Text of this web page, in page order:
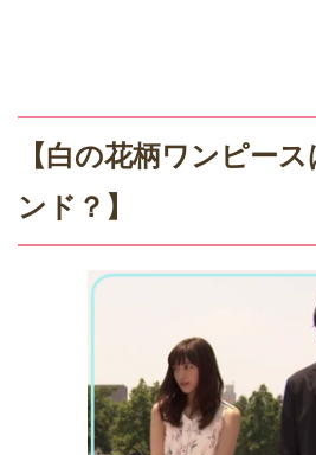
【白の花柄ワンピー
ンド？】